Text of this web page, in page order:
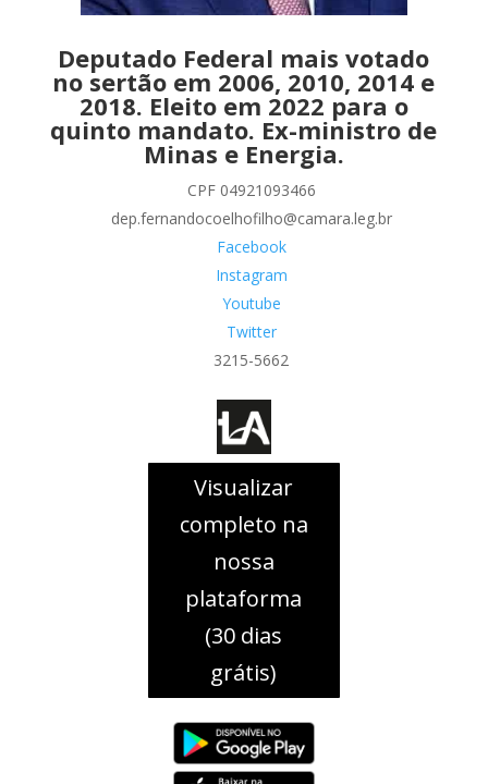
Deputado Federal mais votado
no sertão em 2006, 2010, 2014 e
2018. Eleito em 2022 para o
quinto mandato. Ex-ministro de
Minas e Energia.
CPF 04921093466
dep.fernandocoelhofilho@camara.leg.br
Facebook
Instagram
Youtube
Twitter
3215-5662
Visualizar
completo na
nossa
plataforma
(30 dias
grátis)